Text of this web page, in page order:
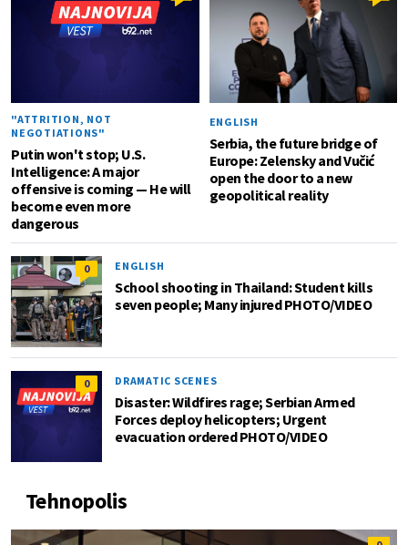
"ATTRITION, NOT
NEGOTIATIONS"
Putin won't stop; U.S.
Intelligence: A major
offensive is coming — He will
become even more
dangerous
ENGLISH
Serbia, the future bridge of
Europe: Zelensky and Vučić
open the door to a new
geopolitical reality
0 ENGLISH
School shooting in Thailand: Student kills
seven people; Many injured PHOTO/VIDEO
0 DRAMATIC SCENES
Disaster: Wildfires rage; Serbian Armed
Forces deploy helicopters; Urgent
evacuation ordered PHOTO/VIDEO
Tehnopolis